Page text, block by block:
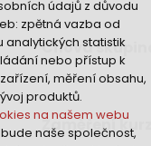
webu
(session):
jazyka, apod.
(Google,Hotjar,Sklik)
na našem webu
údajů z důvodu
zpětná vazba od
analytických statistik
nebo přístup k
měření obsahu,
produktů.
na našem webu
naše společnost,
Cílová skupina
Zaměření